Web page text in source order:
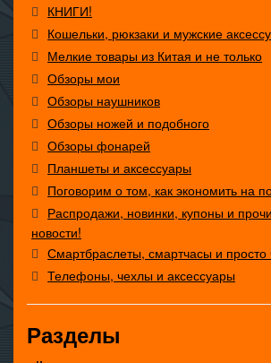
КНИГИ!
Кошельки, рюкзаки и мужские
Мелкие товары из Китая и не только
Обзоры мои
Обзоры наушников
Обзоры ножей и подобного
Обзоры фонарей
Планшеты и аксессуары
Поговорим о том, как экономить на
Распродажи, новинки, купоны и
новости!
Смартбраслеты, смартчасы и просто
Телефоны, чехлы и аксессуары
Разделы